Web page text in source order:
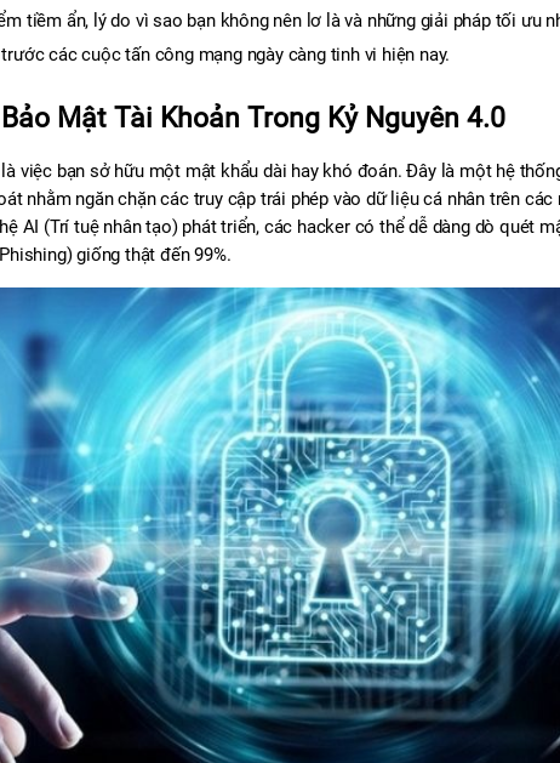
tiềm ẩn, lý do vì sao bạn không nên lơ là và những giải pháp tối ưu
các cuộc tấn công mạng ngày càng tinh vi hiện nay.
Mật Tài Khoản Trong Kỷ Nguyên 4.0
việc bạn sở hữu một mật khẩu dài hay khó đoán. Đây là một hệ
nhằm ngăn chặn các truy cập trái phép vào dữ liệu cá nhân trên các
AI (Trí tuệ nhân tạo) phát triển, các hacker có thể dễ dàng dò quét
giống thật đến 99%.